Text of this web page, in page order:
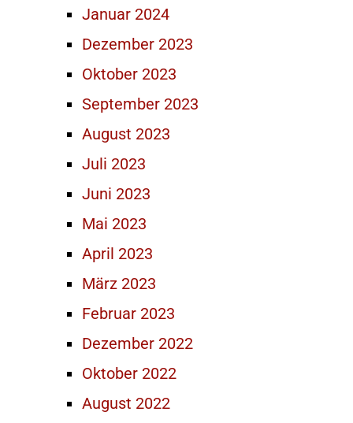
Januar 2024
Dezember 2023
Oktober 2023
September 2023
August 2023
Juli 2023
Juni 2023
Mai 2023
April 2023
März 2023
Februar 2023
Dezember 2022
Oktober 2022
August 2022